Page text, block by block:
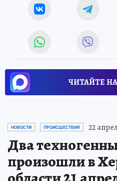
ЧИТАЙТЕ
НОВОСТИ ПРОИСШЕСТВИЯ 22
Два
произошли в